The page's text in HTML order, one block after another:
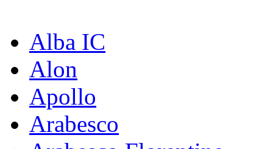
Alba IC
Alon
Apollo
Arabesco